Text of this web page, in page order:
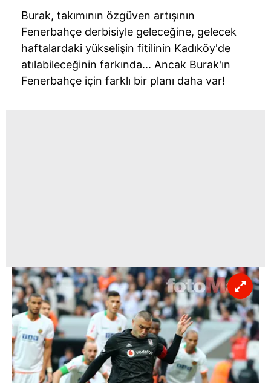
Burak, takımının özgüven artışının
Fenerbahçe derbisiyle geleceğine, gelecek
haftalardaki yükselişin fitilinin Kadıköy'de
atılabileceğinin farkında... Ancak Burak'ın
Fenerbahçe için farklı bir planı daha var!